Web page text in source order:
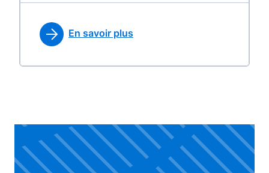
En savoir plus